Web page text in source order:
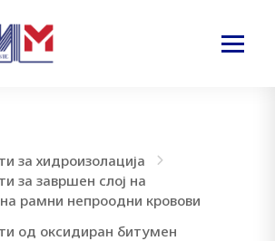
за хидроизолација
за завршен слој на
рамни непроодни кровови
од оксидиран битумен